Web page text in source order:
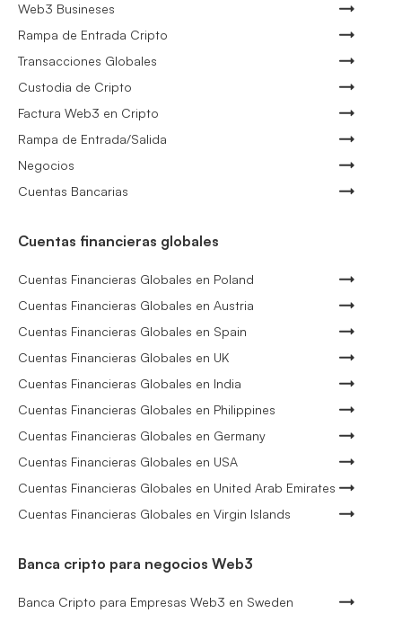
Web3 Busineses
Rampa de Entrada Cripto
Transacciones Globales
Custodia de Cripto
Factura Web3 en Cripto
Rampa de Entrada/Salida
Negocios
Cuentas Bancarias
Cuentas financieras globales
Cuentas Financieras Globales en Poland
Cuentas Financieras Globales en Austria
Cuentas Financieras Globales en Spain
Cuentas Financieras Globales en UK
Cuentas Financieras Globales en India
Cuentas Financieras Globales en Philippines
Cuentas Financieras Globales en Germany
Cuentas Financieras Globales en USA
Cuentas Financieras Globales en United Arab Emirates
Cuentas Financieras Globales en Virgin Islands
Banca cripto para negocios Web3
Banca Cripto para Empresas Web3 en Sweden